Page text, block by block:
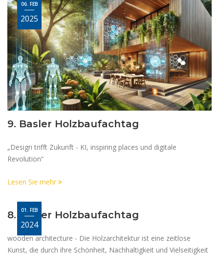
9. Basler Holzbaufachtag
06. FEB
2025
„Design trifft Zukunft - KI, inspiring places und digitale
Revolution“
Lesen Sie mehr
8. Basler Holzbaufachtag
01. FEB
2024
wooden architecture - Die Holzarchitektur ist eine zeitlose
Kunst, die durch ihre Schönheit, Nachhaltigkeit und Vielseitigkeit